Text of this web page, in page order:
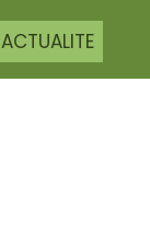
ACTUALITE